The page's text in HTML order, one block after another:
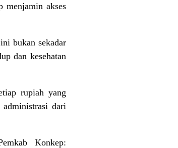
menjamin akses
bukan sekadar
dan kesehatan
rupiah yang
dari
Konkep: